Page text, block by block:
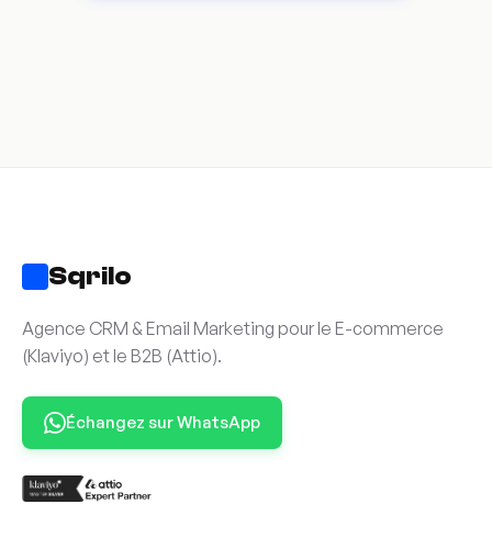
Sqrilo
Agence CRM & Email Marketing pour le E-commerce
(Klaviyo) et le B2B (Attio).
Échangez sur WhatsApp